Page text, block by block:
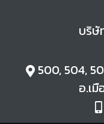
บริษั
500, 504,
อ.เมื